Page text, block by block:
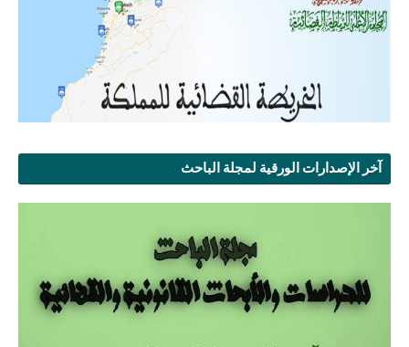
آخر الإصدارات الورقية لمجلة الباحث